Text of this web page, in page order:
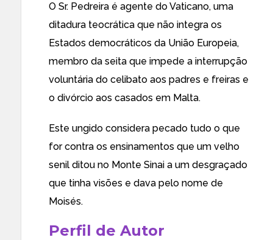
O Sr. Pedreira é agente do Vaticano, uma
ditadura teocrática que não integra os
Estados democráticos da União Europeia,
membro da seita que impede a interrupção
voluntária do celibato aos padres e freiras e
o divórcio aos casados em Malta.
Este ungido considera pecado tudo o que
for contra os ensinamentos que um velho
senil ditou no Monte Sinai a um desgraçado
que tinha visões e dava pelo nome de
Moisés.
Perfil de Autor